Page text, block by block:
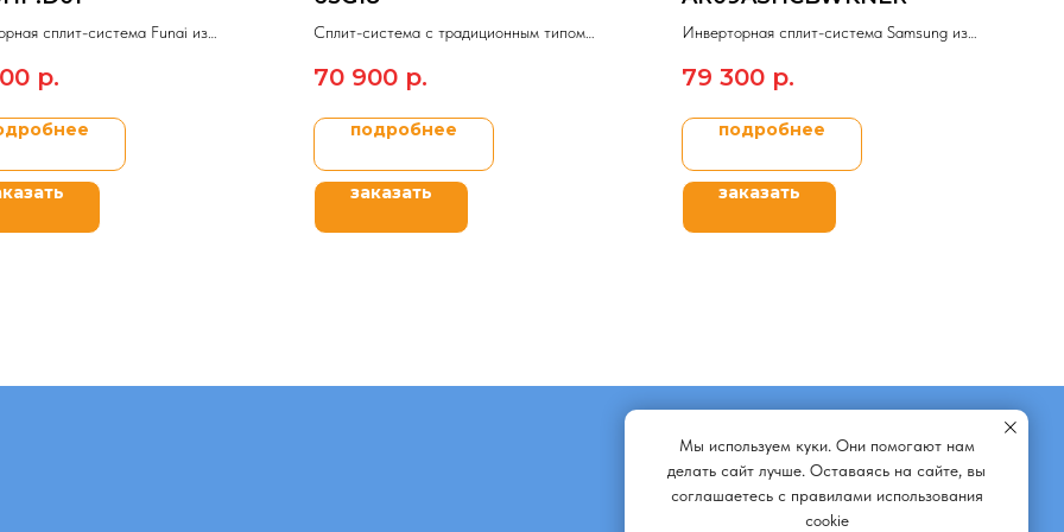
сплит-система Funai из
р.
Сплит-система c традиционным типом
GRAY.
70 900 р.
подробнее
заказать
Инверторная сплит-система Samsung из
79 300 р.
подробнее
заказать
Мы используем куки. Они помогают нам
делать сайт лучше. Оставаясь на сайте, вы
соглашаетесь с правилами использования
cookie